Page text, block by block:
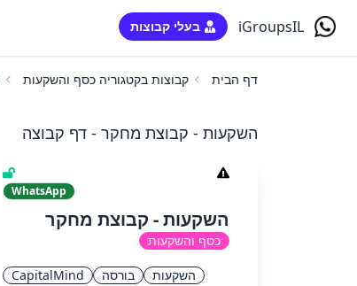
iGroupsIL בעלי קבוצות
דף הבית קבוצות בקטגוריה כסף והשקעות
השקעות - קבוצת מחקר - דף קבוצה
WhatsApp
השקעות - קבוצת מחקר
כסף והשקעות
השקעות בורסה CapitalMind